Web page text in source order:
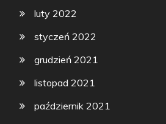
luty 2022
styczeń 2022
grudzień 2021
listopad 2021
październik 2021